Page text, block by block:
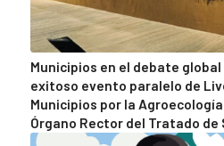
Municipios en el debate
exitoso evento paralelo de
Municipios por la Agroecología
Órgano Rector del Tratado de